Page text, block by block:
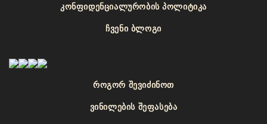
ᲙᲝᲜᲤᲘᲓᲔᲜᲪᲘᲐᲚᲣᲠᲝᲑᲘᲡ ᲞᲝᲚᲘᲢᲘᲙᲐ
ᲩᲕᲔᲜᲘ ᲑᲚᲝᲒᲘ
ᲠᲝᲒᲝᲠ ᲨᲔᲕᲘᲫᲘᲜᲝᲗ
ᲕᲘᲜᲘᲚᲔᲑᲘᲡ ᲨᲔᲤᲐᲡᲔᲑᲐ